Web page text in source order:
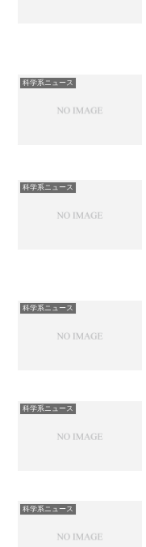
科学系ニュース
科学系ニュース
科学系ニュース
科学系ニュース
科学系ニュース